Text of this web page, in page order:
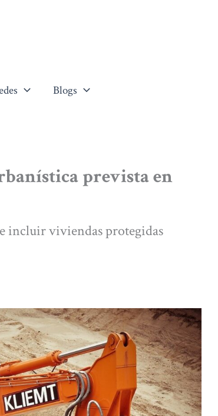
Blogs
prevista en
incluir viviendas protegidas